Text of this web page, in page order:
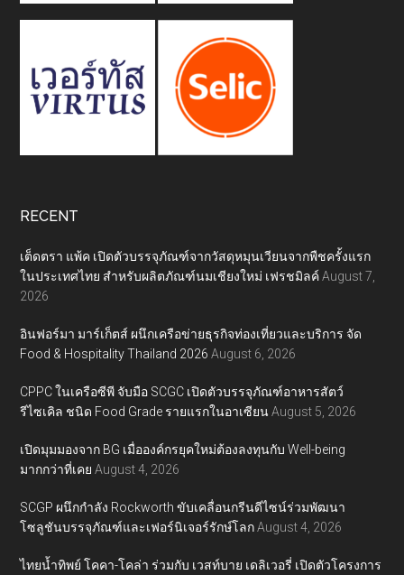
RECENT
เต็ดตรา แพ้ค เปิดตัวบรรจุภัณฑ์จากวัสดุหมุนเวียนจากพืชครั้งแรก
ในประเทศไทย สำหรับผลิตภัณฑ์นมเชียงใหม่ เฟรชมิลค์ August 7,
2026
อินฟอร์มา มาร์เก็ตส์ ผนึกเครือข่ายธุรกิจท่องเที่ยวและบริการ จัด
Food & Hospitality Thailand 2026 August 6, 2026
CPPC ในเครือซีพี จับมือ SCGC เปิดตัวบรรจุภัณฑ์อาหารสัตว์
รีไซเคิล ชนิด Food Grade รายแรกในอาเซียน August 5, 2026
เปิดมุมมองจาก BG เมื่อองค์กรยุคใหม่ต้องลงทุนกับ Well-being
มากกว่าที่เคย August 4, 2026
SCGP ผนึกกำลัง Rockworth ขับเคลื่อนกรีนดีไซน์ร่วมพัฒนา
โซลูชันบรรจุภัณฑ์และเฟอร์นิเจอร์รักษ์โลก August 4, 2026
ไทยน้ำทิพย์ โคคา-โคล่า ร่วมกับ เวสท์บาย เดลิเวอรี่ เปิดตัวโครงการ